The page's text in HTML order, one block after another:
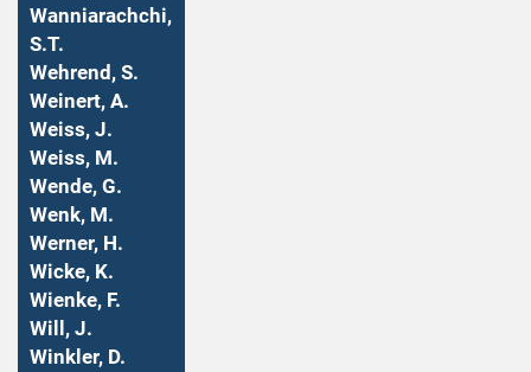
Wanniarachchi,
S.T.
Wehrend, S.
Weinert, A.
Weiss, J.
Weiss, M.
Wende, G.
Wenk, M.
Werner, H.
Wicke, K.
Wienke, F.
Will, J.
Winkler, D.